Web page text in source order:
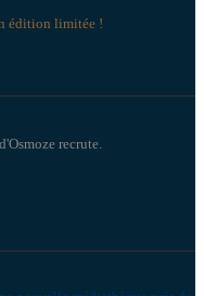
édition limitée !
recrute.